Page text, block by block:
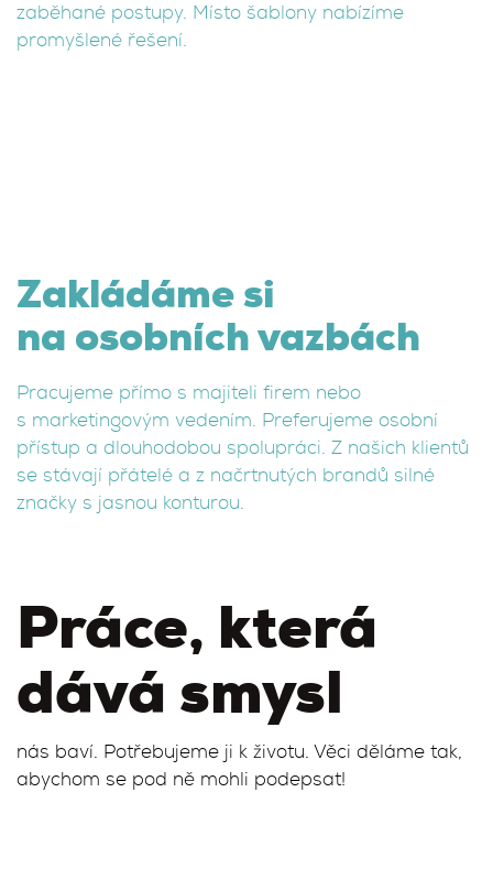
zaběhané postupy. Místo šablony nabízíme
promyšlené řešení.
Zakládáme si
na osobních vazbách
Pracujeme přímo s majiteli firem nebo
s marketingovým vedením. Preferujeme osobní
přístup a dlouhodobou spolupráci. Z našich klientů
se stávají přátelé a z načrtnutých brandů silné
značky s jasnou konturou.
Práce, která
dává smysl
nás baví. Potřebujeme ji k životu. Věci děláme tak,
abychom se pod ně mohli podepsat!